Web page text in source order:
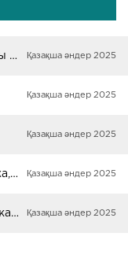
Роза Әлқожа, Ажар Түзелбекқызы - Сағындым сені Қазақша әндер 2025
Қазақша әндер 2025
Қазақша әндер 2025
Роза Әлқожа, Әбдіжаппар Әлқожа, Бейбарыс Қаба - Қазақтың даласы Қазақша әндер 2025
Роза Әлқожа & Әбдіғаппар Әлқожа - Әпке мен іні арасы Қазақша әндер 2025